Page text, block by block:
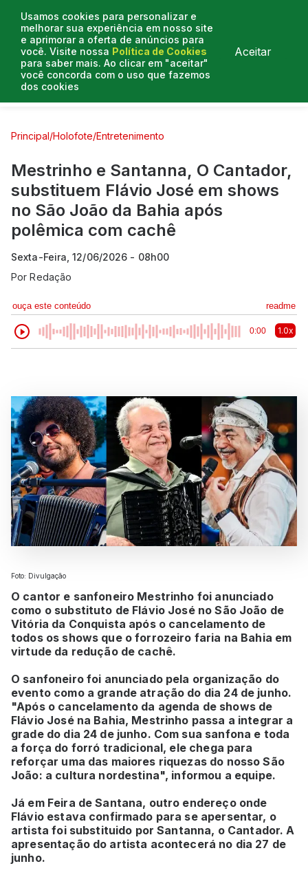
Usamos cookies para personalizar e
melhorar sua experiência em nosso site
e aprimorar a oferta de anúncios para
você. Visite nossa Política de Cookies
para saber mais. Ao clicar em "aceitar"
você concorda com o uso que fazemos
dos cookies
Aceitar
Curtas e Venenosas
Principal/Holofote/Entretenimento
Mestrinho e Santanna, O Cantador,
substituem Flávio José em shows
no São João da Bahia após
polêmica com cachê
Sexta-Feira, 12/06/2026 - 08h00
PorRedação
ouça este conteúdo readme
0:00 1.0x
Foto: Divulgação
O cantor e sanfoneiro Mestrinho foi anunciado
como o substituto de Flávio José no São João de
Vitória da Conquista após o cancelamento de
todos os shows que o forrozeiro faria na Bahia em
virtude da redução de cachê.
O sanfoneiro foi anunciado pela organização do
evento como a grande atração do dia 24 de junho.
"Após o cancelamento da agenda de shows de
Flávio José na Bahia, Mestrinho passa a integrar a
grade do dia 24 de junho. Com sua sanfona e toda
a força do forró tradicional, ele chega para
reforçar uma das maiores riquezas do nosso São
João: a cultura nordestina", informou a equipe.
Já em Feira de Santana, outro endereço onde
Flávio estava confirmado para se apersentar, o
artista foi substituido por Santanna, o Cantador. A
apresentação do artista acontecerá no dia 27 de
junho.